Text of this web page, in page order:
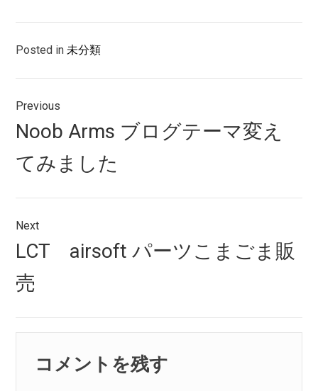
Posted in未分類
投
稿
ナ
ビ
ゲ
ー
シ
ョ
Previous
Previous
post:
Noob Arms ブログテーマ変え
てみました
Next
Next
post:
LCT airsoft パーツこまごま販
売
コメントを残す